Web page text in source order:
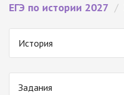
ЕГЭ по истории 2027 /
История
Задания